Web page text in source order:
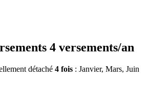
4 versements/an
détaché 4 fois : Janvier, Mars, Juin